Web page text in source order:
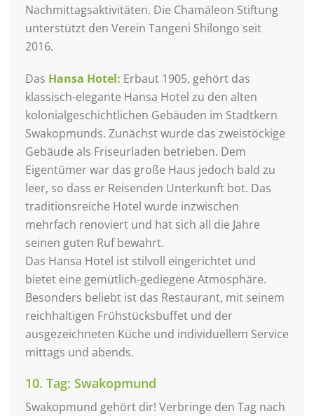
Nachmittagsaktivitäten. Die Chamäleon Stiftung
unterstützt den Verein Tangeni Shilongo seit
2016.
Das Hansa Hotel: Erbaut 1905, gehört das
klassisch-elegante Hansa Hotel zu den alten
kolonialgeschichtlichen Gebäuden im Stadtkern
Swakopmunds. Zunächst wurde das zweistöckige
Gebäude als Friseurladen betrieben. Dem
Eigentümer war das große Haus jedoch bald zu
leer, so dass er Reisenden Unterkunft bot. Das
traditionsreiche Hotel wurde inzwischen
mehrfach renoviert und hat sich all die Jahre
seinen guten Ruf bewahrt.
Das Hansa Hotel ist stilvoll eingerichtet und
bietet eine gemütlich-gediegene Atmosphäre.
Besonders beliebt ist das Restaurant, mit seinem
reichhaltigen Frühstücksbuffet und der
ausgezeichneten Küche und individuellem Service
mittags und abends.
10. Tag: Swakopmund
Swakopmund gehört dir! Verbringe den Tag nach